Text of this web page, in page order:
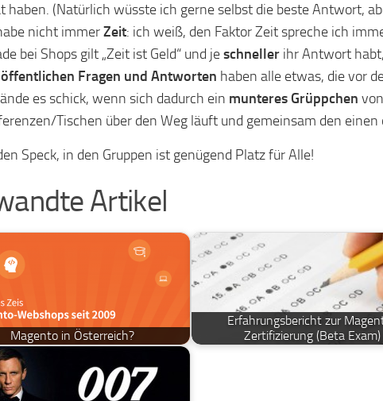
haben. (Natürlich wüsste ich gerne selbst die beste Antwort,
nicht immerZeit: ich weiß, den Faktor Zeit spreche ich
bei Shops gilt „Zeit ist Geld“ und jeschneller ihr Antwort
öffentlichen Fragen und Antworten haben alle etwas, die vor
es schick, wenn sich dadurch ein munteres Grüppchen
Tischen über den Weg läuft und gemeinsam den
Speck, in den Gruppen ist genügend Platz für Alle!
Artikel
Magento in Österreich?
Erfahrungsbericht zur
Zertifizierung (Beta Exam)